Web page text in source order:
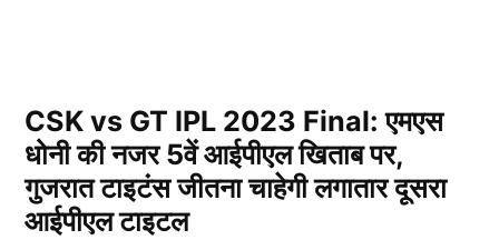
CSK vs GT IPL 2023 Final: एमएस
धोनी की नजर 5वें आईपीएल खिताब पर,
गुजरात टाइटंस जीतना चाहेगी लगातार दूसरा
आईपीएल टाइटल